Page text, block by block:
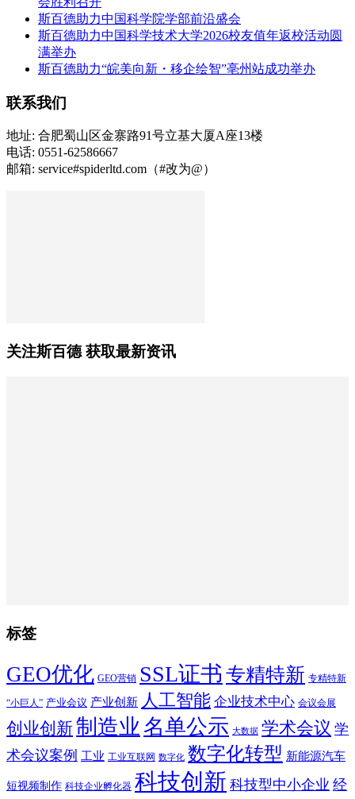
斯百德助力中国科学院学部前沿盛会
斯百德助力中国科学技术大学2026校友值年返校活动圆
满举办
斯百德助力“皖美向新・移企绘智”亳州站成功举办
联系我们
地址: 合肥蜀山区金寨路91号立基大厦A座13楼
电话: 0551-62586667
邮箱: service#spiderltd.com（#改为@）
关注斯百德 获取最新资讯
标签
GEO优化 GEO营销 SSL证书 专精特新 专精特新
“小巨人” 产业会议 产业创新 人工智能 企业技术中心 会议会展
创业创新制造业 名单公示 大数据 学术会议 学
术会议案例 工业 工业互联网 数字化 数字化转型 新能源汽车
短视频制作 科技企业孵化器 科技创新 科技型中小企业 经